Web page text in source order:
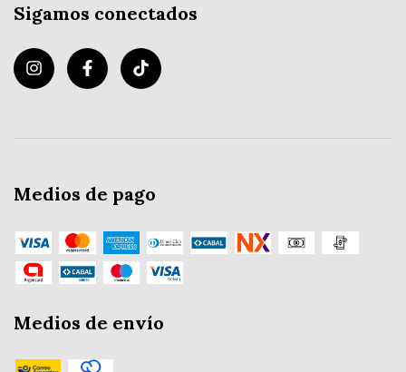
Sigamos conectados
Medios de pago
Medios de envío